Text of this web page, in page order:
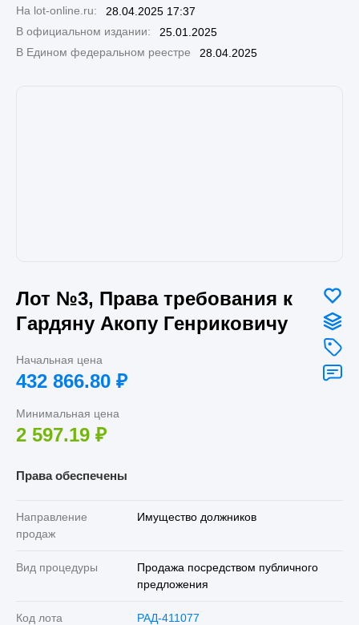
На lot-online.ru:
28.04.2025 17:37
В официальном издании:
25.01.2025
В Едином федеральном реестре
28.04.2025
Лот №3, Права требования к
Гардяну Акопу Генриковичу
Начальная цена
432 866.80 ₽
Минимальная цена
2 597.19 ₽
Права обеспечены
Направление
продаж
Имущество должников
Вид процедуры
Продажа посредством публичного
предложения
Код лота РАД-411077